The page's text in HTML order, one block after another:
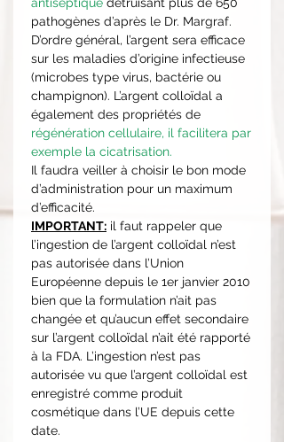
pathogènes d’après le Dr. Margraf.
D’ordre général, l’argent sera efficace
sur les maladies d’origine infectieuse
(microbes type virus, bactérie ou
champignon). L’argent colloïdal a
également des propriétés de
régénération cellulaire, il facilitera par
exemple la cicatrisation.
Il faudra veiller à choisir le bon mode
d’administration pour un maximum
d’efficacité.
IMPORTANT: il faut rappeler que
l’ingestion de l’argent colloïdal n’est
pas autorisée dans l’Union
Européenne depuis le 1er janvier 2010
bien que la formulation n’ait pas
changée et qu’aucun effet secondaire
sur l’argent colloïdal n’ait été rapporté
à la FDA. L’ingestion n’est pas
autorisée vu que l’argent colloïdal est
enregistré comme produit
cosmétique dans l’UE depuis cette
date.